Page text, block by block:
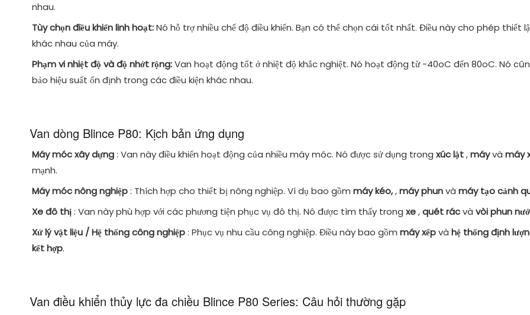
nhau.
Tùy chọn điều khiển linh hoạt:Nó hỗ trợ nhiều chế độ điều khiển. Bạn có thể chọn cái tốt nhất. Điều này cho phép
khác nhau của máy.
Phạm vi nhiệt độ và độ nhớt rộng:Van hoạt động tốt ở nhiệt độ khắc nghiệt. Nó hoạt động từ -40oC đến 80oC. Nó
bảo hiệu suất ổn định trong các điều kiện khác nhau.
Van dòng Blince P80: Kịch bản ứng dụng
Máy móc xây dựng: Van này điều khiển hoạt động của nhiều máy móc. Nó được sử dụng trong xúc lật,máyvà máy
mạnh.
Máy móc nông nghiệp: Thích hợp cho thiết bị nông nghiệp. Ví dụ bao gồm máy kéo,,máy phunvà máy tạo cảnh
Xe đô thị: Van này phù hợp với các phương tiện phục vụ đô thị. Nó được tìm thấy trong xe,quét rácvà vòi phun
Xử lý vật liệu / Hệ thống công nghiệp: Phục vụ nhu cầu công nghiệp. Điều này bao gồm máy xếpvà hệ thống định
kết hợp.
Van điều khiển thủy lực đa chiều Blince P80 Series: Câu hỏi thường gặp